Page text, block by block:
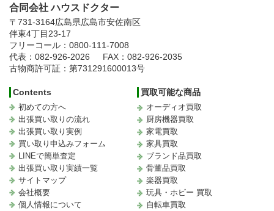
合同会社 ハウスドクター
〒731-3164広島県広島市安佐南区
伴東4丁目23-17
フリーコール：0800-111-7008
代表：082-926-2026
FAX：082-926-2035
古物商許可証：第731291600013号
Contents
初めての方へ
出張買い取りの流れ
出張買い取り実例
買い取り申込みフォーム
LINEで簡単査定
出張買い取り実績一覧
サイトマップ
会社概要
個人情報について
買取可能な商品
オーディオ買取
厨房機器買取
家電買取
家具買取
ブランド品買取
骨董品買取
楽器買取
玩具・ホビー 買取
自転車買取